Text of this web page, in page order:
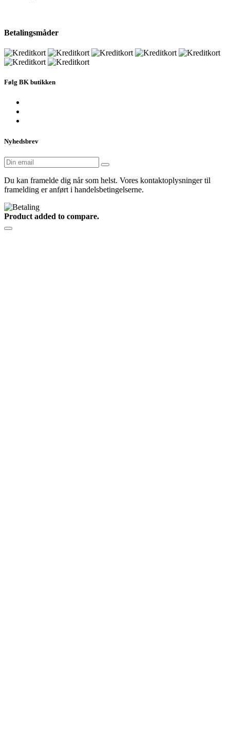
Betalingsmåder
Følg BK butikken
Nyhedsbrev
Du kan framelde dig når som helst. Vores kontaktoplysninger til
framelding er anført i handelsbetingelserne.
Product added to compare.